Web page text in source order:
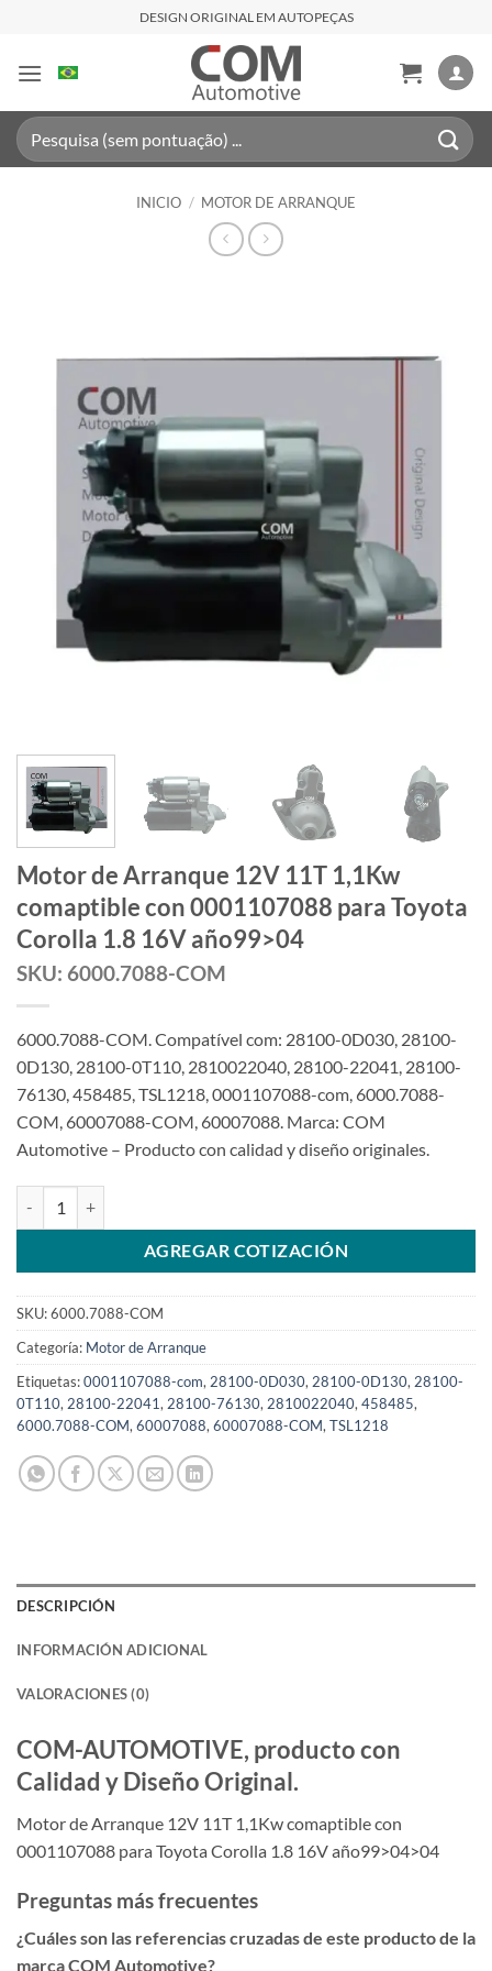
contenido
DESIGN ORIGINAL EM AUTOPEÇAS
Buscar
por:
INICIO / MOTOR DE ARRANQUE
Motor de Arranque 12V 11T 1,1Kw
comaptible con 0001107088 para Toyota
Corolla 1.8 16V año99>04
SKU: 6000.7088-COM
6000.7088-COM. Compatível com: 28100-0D030, 28100-
0D130, 28100-0T110, 2810022040, 28100-22041, 28100-
76130, 458485, TSL1218, 0001107088-com, 6000.7088-
COM, 60007088-COM, 60007088. Marca: COM
Automotive – Producto con calidad y diseño originales.
AGREGAR COTIZACIÓN
SKU:6000.7088-COM
Categoría: Motor de Arranque
Etiquetas:0001107088-com, 28100-0D030, 28100-0D130, 28100-
0T110, 28100-22041, 28100-76130, 2810022040, 458485,
6000.7088-COM, 60007088, 60007088-COM, TSL1218
DESCRIPCIÓN
INFORMACIÓN ADICIONAL
VALORACIONES (0)
COM-AUTOMOTIVE, producto con
Calidad y Diseño Original.
Motor de Arranque 12V 11T 1,1Kw comaptible con
0001107088 para Toyota Corolla 1.8 16V año99>04>04
Preguntas más frecuentes
¿Cuáles son las referencias cruzadas de este producto de la
marca COM Automotive?